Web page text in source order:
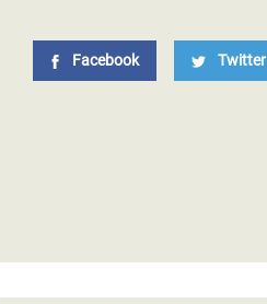
Facebook Twitter